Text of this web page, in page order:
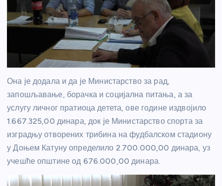
Она је додала и да је Министарство за рад,
запошљавање, борачка и социјална питања, а за
услугу личног пратиоца детета, ове године издвојило
1.667.325,00 динара, док је Министарство спорта за
изградњу отворених трибина на фудбалском стадиону
у Доњем Катуну определило 2.700.000,00 динара, уз
учешће општине од 676.000,00 динара.